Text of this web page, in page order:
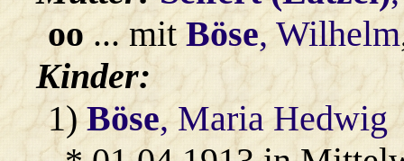
oo... mitBöse, Wilhelm
Kinder:
1)Böse, Maria Hedwig